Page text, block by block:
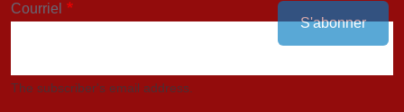
Courriel
The subscriber's email address.
S'abonner